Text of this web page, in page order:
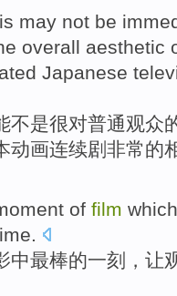
may not be
overall aesthetic
Japanese
不是很对普通观众
动画连续剧非常的
of film which
.
中最棒的一刻 ，让